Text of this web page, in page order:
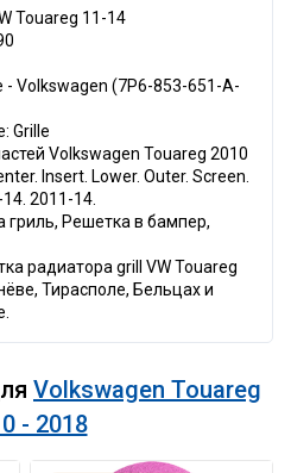
Touareg 11-14
- Volkswagen (7P6-853-651-A-
Grille
Volkswagen Touareg 2010
Insert. Lower. Outer. Screen.
2011-14.
гриль, Решетка в бампер,
радиатора grill VW Touareg
Тирасполе, Бельцах и
Volkswagen Touareg
- 2018